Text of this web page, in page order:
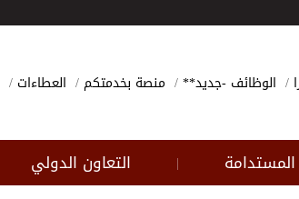
الوظائف -جديد** منصة بخدمتكم العطاءات
المستدامة | التعاون الدولي